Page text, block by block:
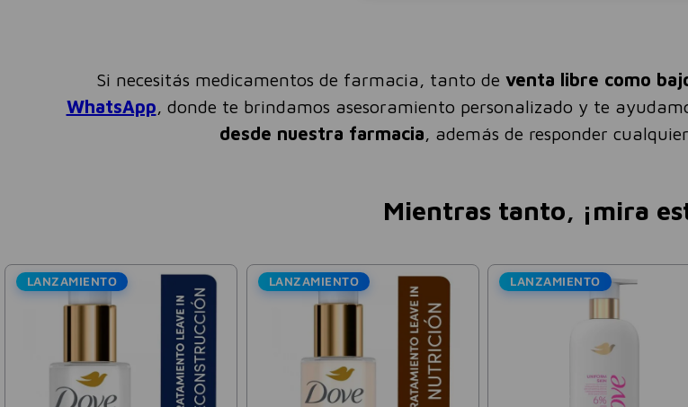
Si necesitás medicamentos de farmacia, tanto de venta libre como
WhatsApp, donde te brindamos asesoramiento personalizado y te
desde nuestra farmacia, además de responder
Mientras tanto, ¡mira
LANZAMIENTO